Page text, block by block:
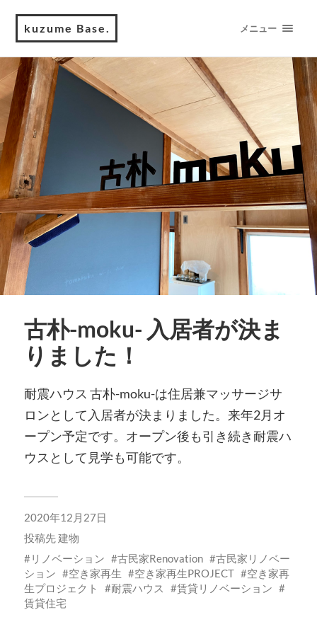
kuzume Base. メニュー
古朴-moku- 入居者が決ま
りました！
耐震ハウス 古朴-moku-は住居兼マッサージサ
ロンとして入居者が決まりました。来年2月オ
ープン予定です。オープン後も引き続き耐震ハ
ウスとして見学も可能です。
2020年12月27日
投稿先建物
リノベーション
古民家Renovation
古民家リノベー
ション
空き家再生 空き家再生PROJECT
空き家再
生プロジェクト
耐震ハウス
賃貸リノベーション
賃貸住宅